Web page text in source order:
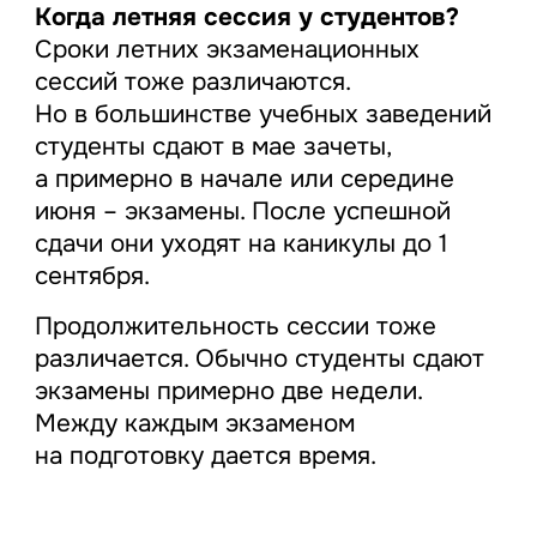
Когда летняя сессия у студентов?
Сроки летних экзаменационных
сессий тоже различаются.
Но в большинстве учебных заведений
студенты сдают в мае зачеты,
а примерно в начале или середине
июня – экзамены. После успешной
сдачи они уходят на каникулы до 1
сентября.
Продолжительность сессии тоже
различается. Обычно студенты сдают
экзамены примерно две недели.
Между каждым экзаменом
на подготовку дается время.